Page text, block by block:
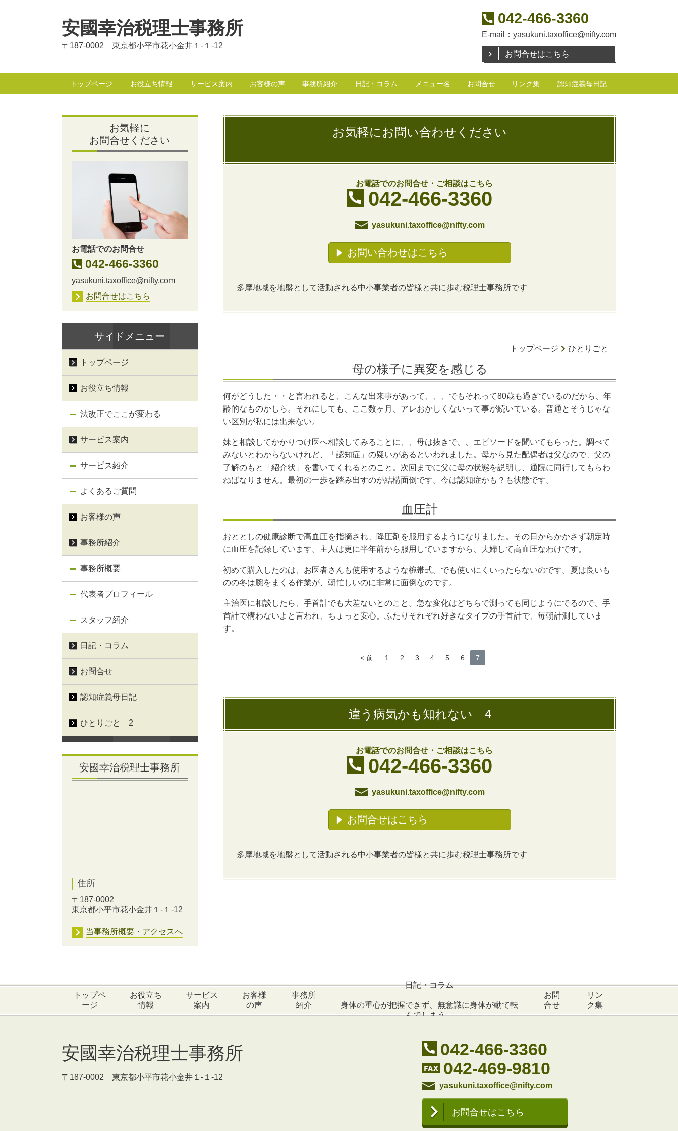
安國幸治税理士事務所
〒187-0002 東京都小平市花小金井１-１-12
042-466-3360
E-mail： yasukuni.taxoffice@nifty.com
お問合せはこちら
トップページ お役立ち情報 サービス案内 お客様の声 事務所紹介 日記・コラム メニュー名 お問合せ リンク集 認知症義母日記
お気軽にお問い合わせください
お電話でのお問合せ・ご相談はこちら
042-466-3360
yasukuni.taxoffice@nifty.com
お問い合わせはこちら
多摩地域を地盤として活動される中小事業者の皆様と共に歩む税理士事務所です
トップページ ひとりごと
母の様子に異変を感じる
何がどうした・・と言われると、こんな出来事があって、、、でもそれって80歳も過ぎているのだから、年
齢的なものかしら。それにしても、ここ数ヶ月、アレおかしくないって事が続いている。普通とそうじゃな
い区別が私には出来ない。
妹と相談してかかりつけ医へ相談してみることに、、母は抜きで、、エピソードを聞いてもらった。調べて
みないとわからないけれど、「認知症」の疑いがあるといわれました。母から見た配偶者は父なので、父の
了解のもと「紹介状」を書いてくれるとのこと。次回までに父に母の状態を説明し、通院に同行してもらわ
ねばなりません。最初の一歩を踏み出すのが結構面倒です。今は認知症かも？も状態です。
血圧計
おととしの健康診断で高血圧を指摘され、降圧剤を服用するようになりました。その日からかかさず朝定時
に血圧を記録しています。主人は更に半年前から服用していますから、夫婦して高血圧なわけです。
初めて購入したのは、お医者さんも使用するような椀帯式。でも使いにくいったらないのです。夏は良いも
のの冬は腕をまくる作業が、朝忙しいのに非常に面倒なのです。
主治医に相談したら、手首計でも大差ないとのこと。急な変化はどちらで測っても同じようにでるので、手
首計で構わないよと言われ、ちょっと安心。ふたりそれぞれ好きなタイプの手首計で、毎朝計測していま
す。
前 1 2 3 4 5 6 7
違う病気かも知れない 4
お電話でのお問合せ・ご相談はこちら
042-466-3360
yasukuni.taxoffice@nifty.com
お問合せはこちら
多摩地域を地盤として活動される中小事業者の皆様と共に歩む税理士事務所です
お気軽に
お問合せください
お電話でのお問合せ
042-466-3360
yasukuni.taxoffice@nifty.com
お問合せはこちら
サイドメニュー
トップページ
お役立ち情報
法改正でここが変わる
サービス案内
サービス紹介
よくあるご質問
お客様の声
事務所紹介
事務所概要
代表者プロフィール
スタッフ紹介
日記・コラム
お問合せ
認知症義母日記
ひとりごと 2
安國幸治税理士事務所
住所
〒187-0002
東京都小平市花小金井１-１-12
当事務所概要・アクセスへ
トップペ
ージ
お役立ち
情報
サービス
案内
お客様
の声
事務所
紹介
日記・コラム
身体の重心が把握できず、無意識に身体が動て転
んでしまう。
お問
合せ
リン
ク集
安國幸治税理士事務所
〒187-0002 東京都小平市花小金井１-１-12
042-466-3360
042-469-9810
yasukuni.taxoffice@nifty.com
お問合せはこちら